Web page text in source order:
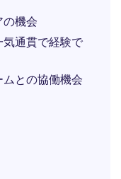
機会
通貫で経験で
との協働機会